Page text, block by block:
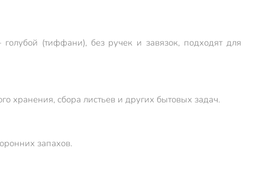
(тиффани), без ручек и завязок, подходят для
хранения, сбора листьев и других бытовых задач.
запахов.